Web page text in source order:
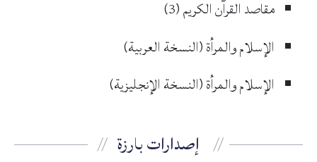
مقاصد القرآن الكريم (3)
الإسلام والمرأة (النسخة العربية)
الإسلام والمرأة (النسخة الإنجليزية)
إصدارات بارزة